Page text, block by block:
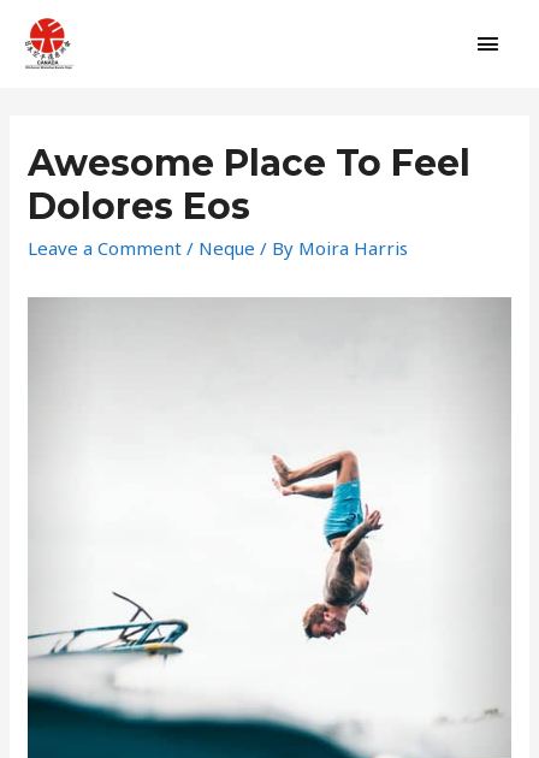
Main
Awesome Place To Feel
Dolores Eos
Leave a Comment / Neque / By Moira Harris